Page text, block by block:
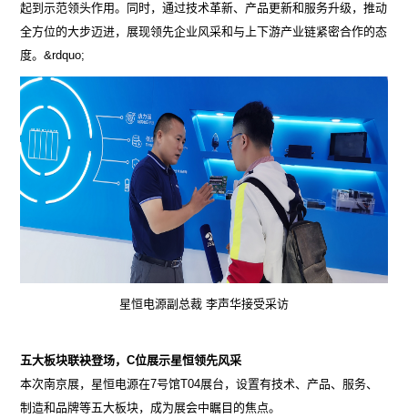
起到示范领头作用。同时，通过技术革新、产品更新和服务升级，推动
全方位的大步迈进，展现领先企业风采和与上下游产业链紧密合作的态
度。&rdquo;
星恒电源副总裁 李声华接受采访
五大板块联袂登场，C位展示星恒领先风采
本次南京展，星恒电源在7号馆T04展台，设置有技术、产品、服务、
制造和品牌等五大板块，成为展会中瞩目的焦点。